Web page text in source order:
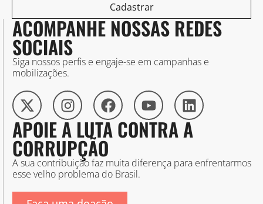
Cadastrar
ACOMPANHE NOSSAS REDES
SOCIAIS
Siga nossos perfis e engaje-se em campanhas e
mobilizações.
APOIE A LUTA CONTRA A
CORRUPÇÃO
A sua contribuição faz muita diferença para enfrentarmos
esse velho problema do Brasil.